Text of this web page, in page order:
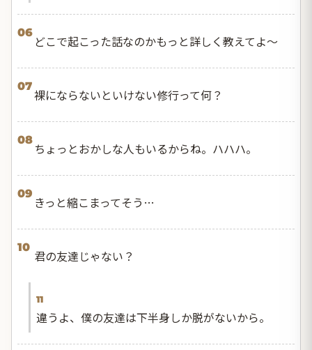
06
どこで起こった話なのかもっと詳しく教えてよ〜
07
裸にならないといけない修行って何？
08
ちょっとおかしな人もいるからね。ハハハ。
09
きっと縮こまってそう…
10
君の友達じゃない？
11
違うよ、僕の友達は下半身しか脱がないから。